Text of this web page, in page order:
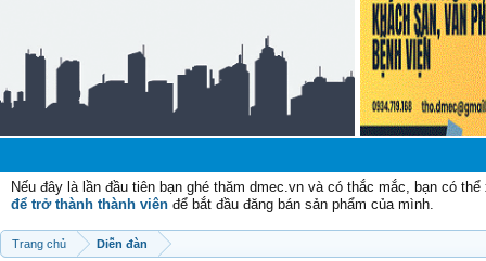
Nếu đây là lần đầu tiên bạn ghé thăm dmec.vn và có thắc mắc, bạn có
để trở thành thành viên để bắt đầu đăng bán sản phẩm của mình.
Trang chủ Diễn đàn